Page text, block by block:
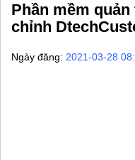
Phần mềm
chỉnh
Ngày đăng: 2021-03-28